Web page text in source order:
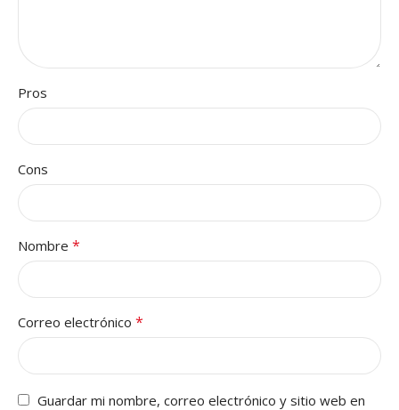
Pros
Cons
Nombre *
Correo electrónico *
Guardar mi nombre, correo electrónico y sitio web en